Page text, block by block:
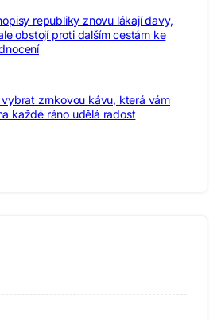
republiky znovu lákají davy,
obstojí proti dalším cestám ke
zrnkovou kávu, která vám
každé ráno udělá radost